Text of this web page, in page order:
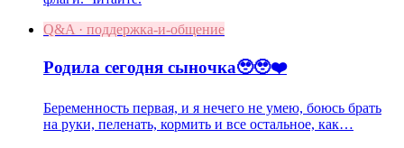
Q&A · поддержка-и-общение
Родила сегодня сыночка🥹🥹❤️
Беременность первая, и я нечего не умею, боюсь брать
на руки, пеленать, кормить и все остальное, как…